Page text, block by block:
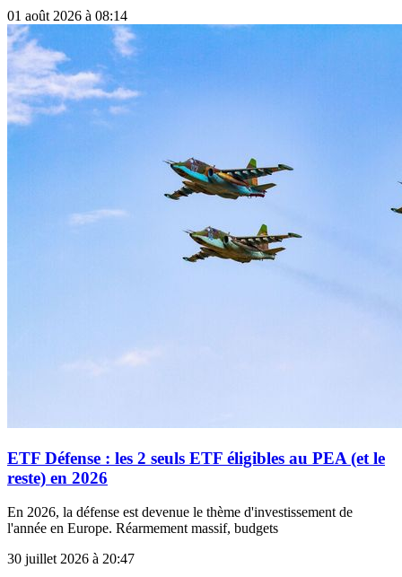
01 août 2026 à 08:14
ETF Défense : les 2 seuls ETF éligibles au PEA (et le
reste) en 2026
En 2026, la défense est devenue le thème d'investissement de
l'année en Europe. Réarmement massif, budgets
30 juillet 2026 à 20:47